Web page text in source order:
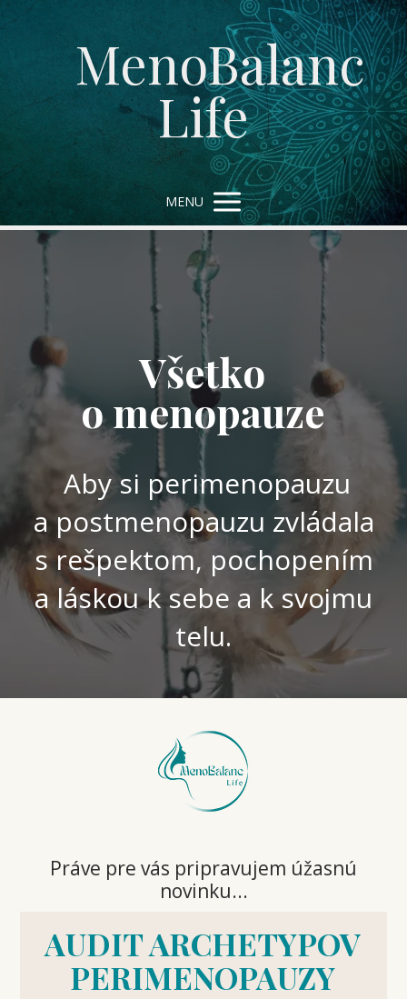
MenoBalanc
Life
MENU
Všetko
o menopauze
Aby si perimenopauzu
a postmenopauzu zvládala
s rešpektom, pochopením
a láskou k sebe a k svojmu
telu.
Práve pre vás pripravujem úžasnú
novinku...
AUDIT ARCHETYPOV
PERIMENOPAUZY